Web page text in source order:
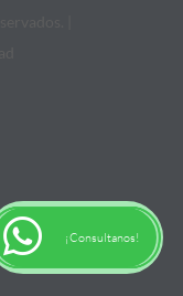
¡Consultanos!